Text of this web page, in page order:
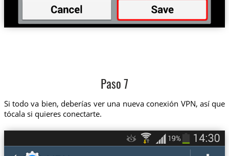
Paso 7
Si todo va bien, deberías ver una nueva conexión VPN, así que
tócala si quieres conectarte.